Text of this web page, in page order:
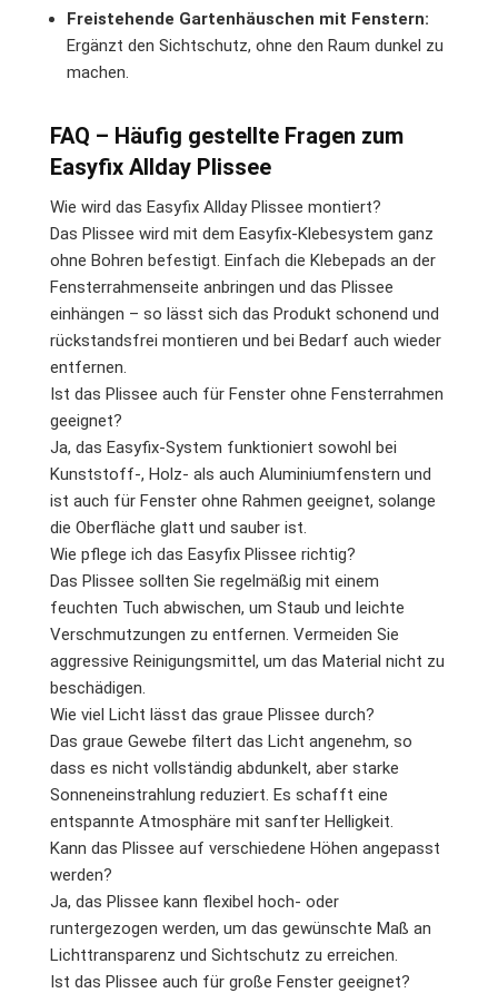
Freistehende Gartenhäuschen mit Fenstern:
Ergänzt den Sichtschutz, ohne den Raum dunkel zu
machen.
FAQ – Häufig gestellte Fragen zum
Easyfix Allday Plissee
Wie wird das Easyfix Allday Plissee montiert?
Das Plissee wird mit dem Easyfix-Klebesystem ganz
ohne Bohren befestigt. Einfach die Klebepads an der
Fensterrahmenseite anbringen und das Plissee
einhängen – so lässt sich das Produkt schonend und
rückstandsfrei montieren und bei Bedarf auch wieder
entfernen.
Ist das Plissee auch für Fenster ohne Fensterrahmen
geeignet?
Ja, das Easyfix-System funktioniert sowohl bei
Kunststoff-, Holz- als auch Aluminiumfenstern und
ist auch für Fenster ohne Rahmen geeignet, solange
die Oberfläche glatt und sauber ist.
Wie pflege ich das Easyfix Plissee richtig?
Das Plissee sollten Sie regelmäßig mit einem
feuchten Tuch abwischen, um Staub und leichte
Verschmutzungen zu entfernen. Vermeiden Sie
aggressive Reinigungsmittel, um das Material nicht zu
beschädigen.
Wie viel Licht lässt das graue Plissee durch?
Das graue Gewebe filtert das Licht angenehm, so
dass es nicht vollständig abdunkelt, aber starke
Sonneneinstrahlung reduziert. Es schafft eine
entspannte Atmosphäre mit sanfter Helligkeit.
Kann das Plissee auf verschiedene Höhen angepasst
werden?
Ja, das Plissee kann flexibel hoch- oder
runtergezogen werden, um das gewünschte Maß an
Lichttransparenz und Sichtschutz zu erreichen.
Ist das Plissee auch für große Fenster geeignet?